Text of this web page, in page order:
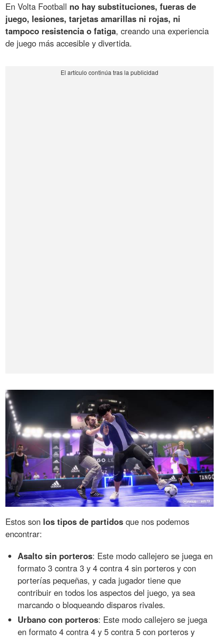
En Volta Football no hay substituciones, fueras de
juego, lesiones, tarjetas amarillas ni rojas, ni
tampoco resistencia o fatiga, creando una experiencia
de juego más accesible y divertida.
Estos son los tipos de partidos que nos podemos
encontrar:
Asalto sin porteros: Este modo callejero se juega en
formato 3 contra 3 y 4 contra 4 sin porteros y con
porterías pequeñas, y cada jugador tiene que
contribuir en todos los aspectos del juego, ya sea
marcando o bloqueando disparos rivales.
Urbano con porteros: Este modo callejero se juega
en formato 4 contra 4 y 5 contra 5 con porteros y